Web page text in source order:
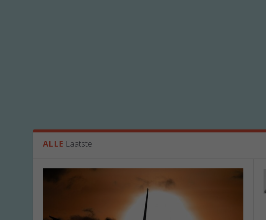
ALLE Laatste